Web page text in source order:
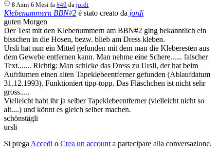
8 Anni 6 Mesi fa #49 dajordi
Klebenummern BBN#2 è stato creato da jordi
guten Morgen
Der Test mit den Klebenummern am BBN#2 ging bekanntlich ein
bisschen in die Hosen, bezw. blieb am Dress kleben.
Ursli hat nun ein Mittel gefunden mit dem man die Kleberesten aus
dem Gewebe entfernen kann. Man nehme eine Schere...... falscher
Text....... Richtig: Man schicke das Dress zu Ursli, der hat beim
Aufräumen einen alten Tapeklebeentferner gefunden (Ablaufdatum
31.12.1993). Funktioniert tipp-topp. Das Fläschchen ist nicht sehr
gross.....
Vielleicht habt ihr ja selber Tapeklebeentferner (vielleicht nicht so
alt....) und könnt es gleich selber machen.
schönstägli
ursli
Si prega Accedi o Crea un account a partecipare alla conversazione.